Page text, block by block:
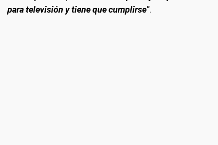
para televisión y tiene que cumplirse".